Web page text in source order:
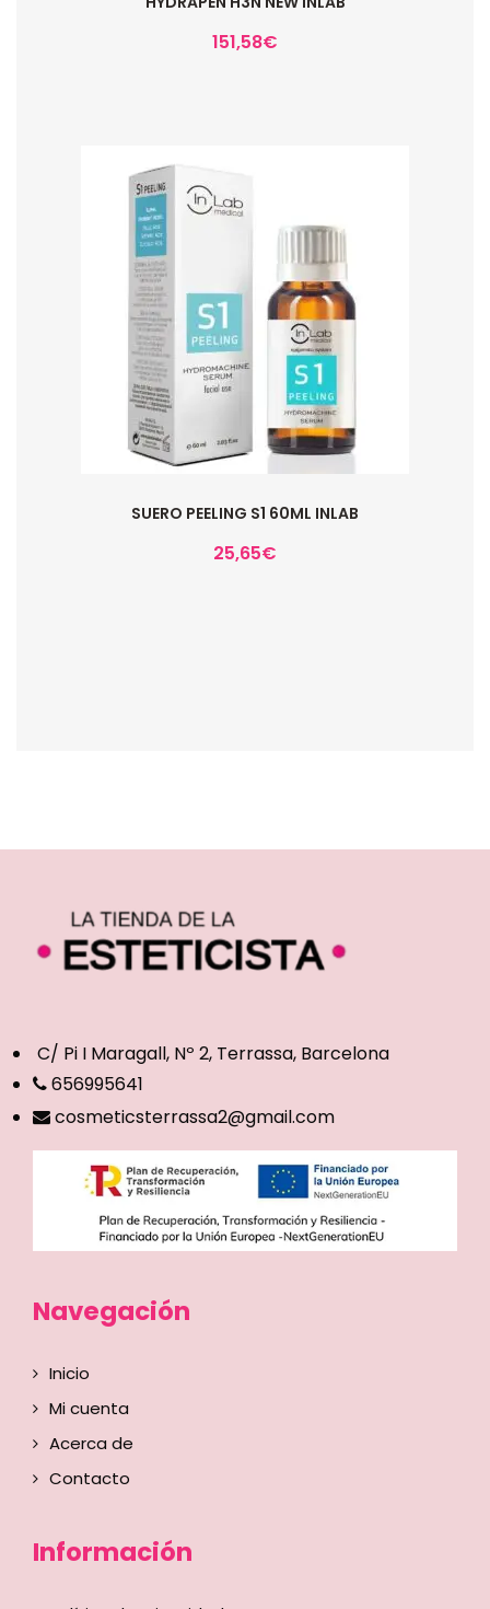
151,58€
SUERO PEELING S1 60ML INLAB
25,65€
C/ Pi I Maragall, Nº 2, Terrassa, Barcelona
656995641
cosmeticsterrassa2@gmail.com
Navegación
Inicio
Mi cuenta
Acerca de
Contacto
Información